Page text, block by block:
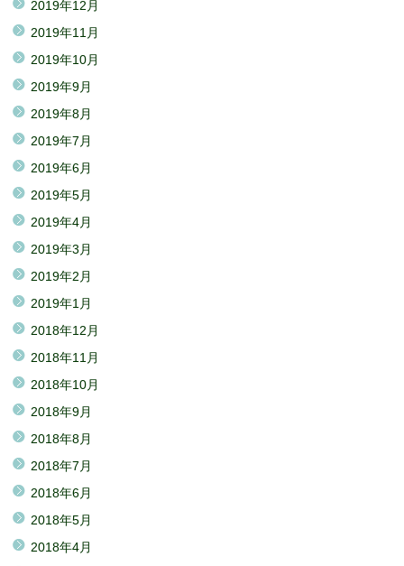
2019年12月
2019年11月
2019年10月
2019年9月
2019年8月
2019年7月
2019年6月
2019年5月
2019年4月
2019年3月
2019年2月
2019年1月
2018年12月
2018年11月
2018年10月
2018年9月
2018年8月
2018年7月
2018年6月
2018年5月
2018年4月